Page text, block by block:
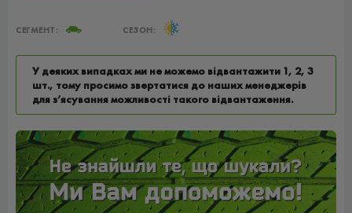
СЕГМЕНТ: СЕЗОН:
У деяких випадках ми не можемо відвантажити 1, 2, 3
шт., тому просимо звертатися до наших менеджерів
для з’ясування можливості такого відвантаження.